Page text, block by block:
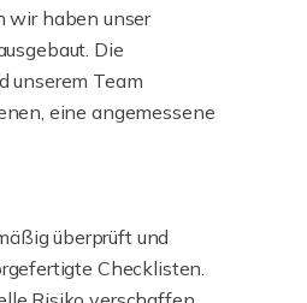
wir haben unser
Die
unserem Team
eine angemessene
überprüft und
Checklisten.